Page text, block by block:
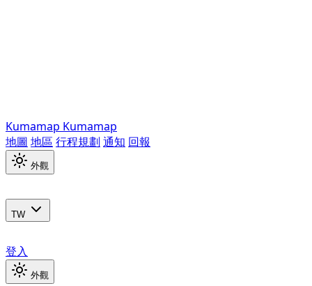
Kumamap Kumamap
地圖 地區 行程規劃 通知 回報
外觀
TW
登入
外觀